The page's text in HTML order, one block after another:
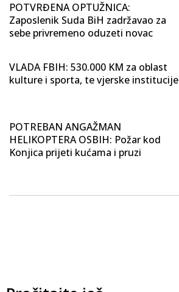
POTVRĐENA OPTUŽNICA:
Zaposlenik Suda BiH zadržavao za
sebe privremeno oduzeti novac
VLADA FBIH: 530.000 KM za oblast
kulture i sporta, te vjerske institucije
POTREBAN ANGAŽMAN
HELIKOPTERA OSBIH: Požar kod
Konjica prijeti kućama i pruzi